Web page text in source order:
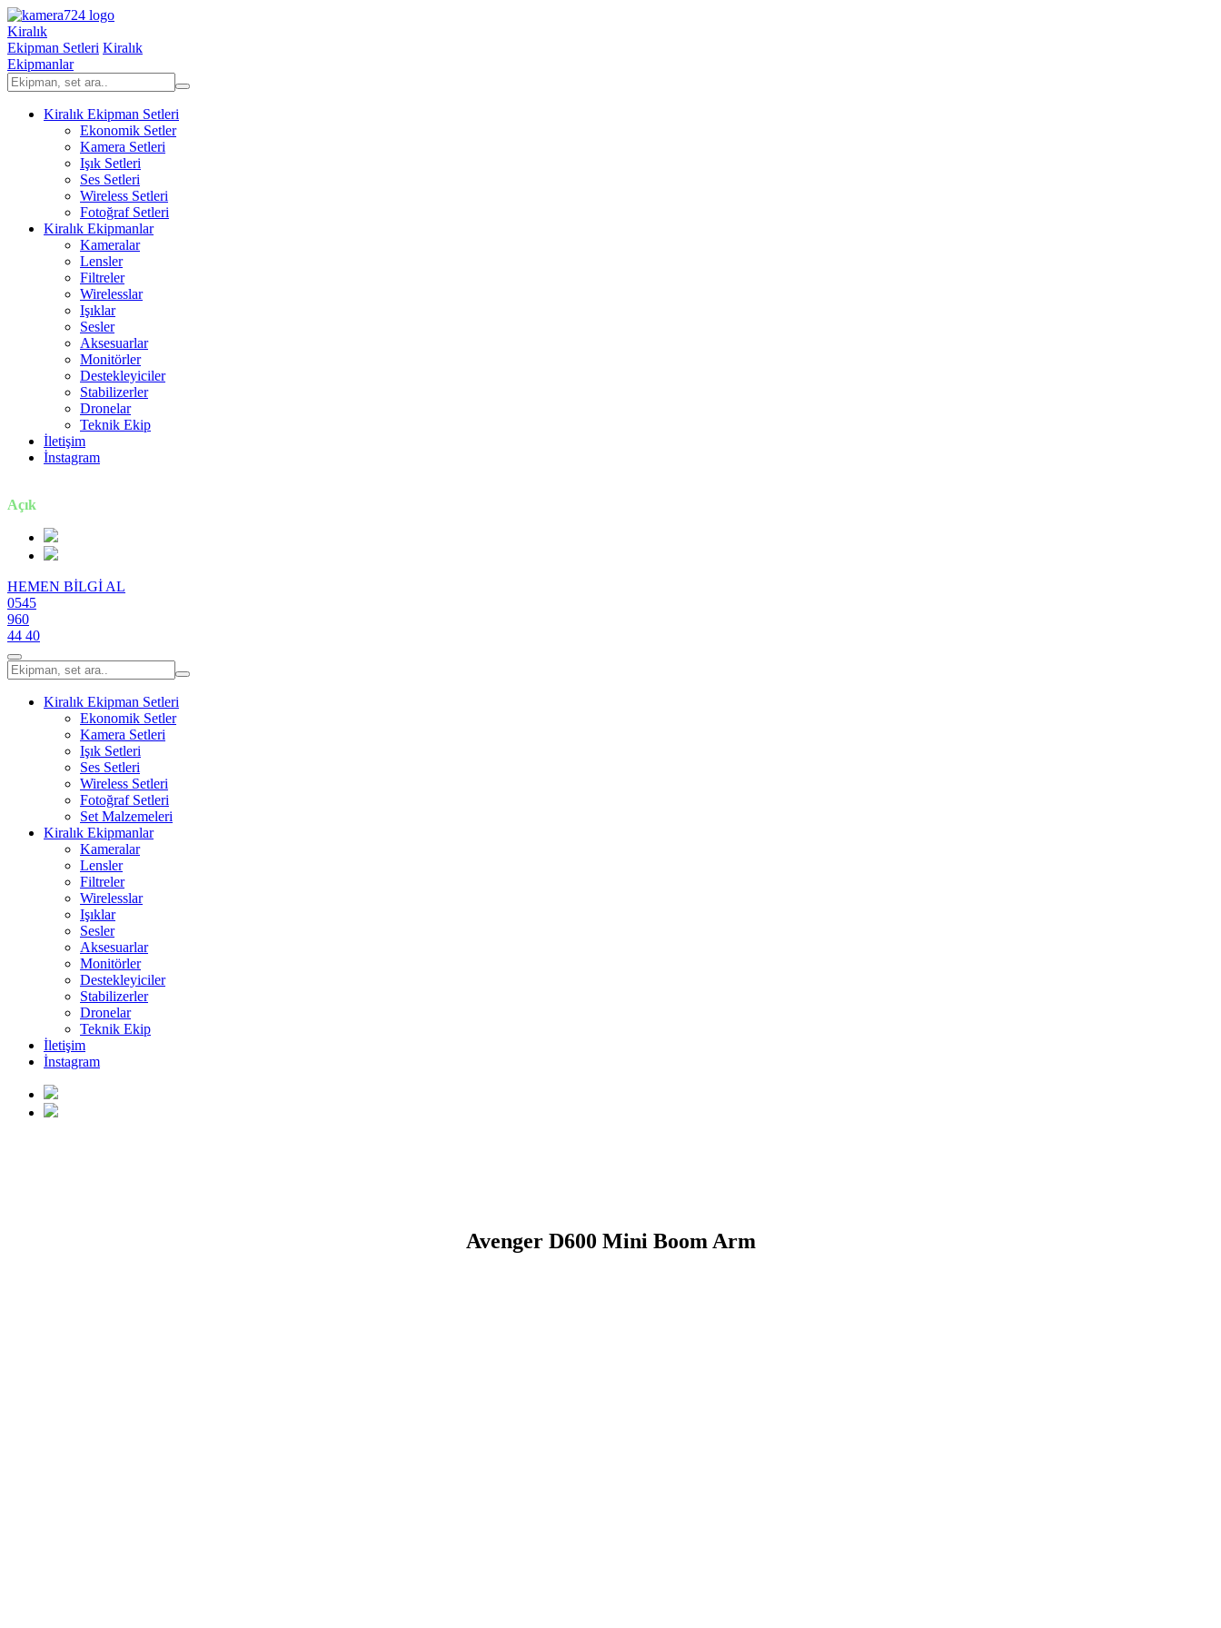
Kiralık
Ekipman Setleri Kiralık
Ekipmanlar
Kiralık Ekipman Setleri
Ekonomik Setler
Kamera Setleri
Işık Setleri
Ses Setleri
Wireless Setleri
Fotoğraf Setleri
Kiralık Ekipmanlar
Kameralar
Lensler
Filtreler
Wirelesslar
Işıklar
Sesler
Aksesuarlar
Monitörler
Destekleyiciler
Stabilizerler
Dronelar
Teknik Ekip
İletişim
İnstagram
Açık
HEMEN BİLGİ AL
0545
960
44 40
Kiralık Ekipman Setleri
Ekonomik Setler
Kamera Setleri
Işık Setleri
Ses Setleri
Wireless Setleri
Fotoğraf Setleri
Set Malzemeleri
Kiralık Ekipmanlar
Kameralar
Lensler
Filtreler
Wirelesslar
Işıklar
Sesler
Aksesuarlar
Monitörler
Destekleyiciler
Stabilizerler
Dronelar
Teknik Ekip
İletişim
İnstagram
Avenger D600 Mini Boom Arm